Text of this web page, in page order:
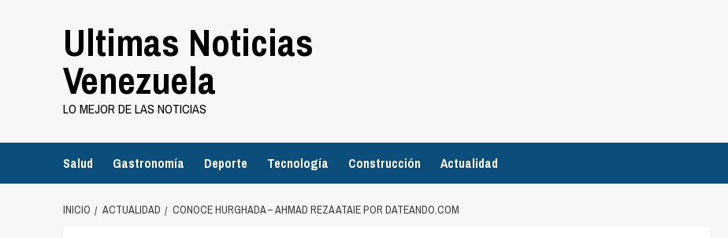
Ultimas Noticias
Venezuela
LO MEJOR DE LAS NOTICIAS
Salud Gastronomía Deporte Tecnología Construcción Actualidad
INICIO ACTUALIDAD CONOCE HURGHADA – AHMAD REZA ATAIE POR DATEANDO.COM